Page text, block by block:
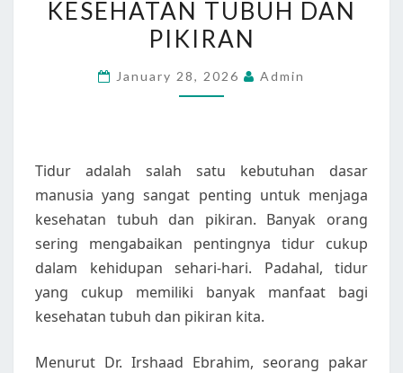
DALAM
MENJAGA
TUBUH
KESEHATAN TUBUH DAN
PIKIRAN
January 28, 2026 Admin
Tidur adalah salah satu kebutuhan dasar
manusia yang sangat penting untuk menjaga
kesehatan tubuh dan pikiran. Banyak orang
sering mengabaikan pentingnya tidur cukup
dalam kehidupan sehari-hari. Padahal, tidur
yang cukup memiliki banyak manfaat bagi
kesehatan tubuh dan pikiran kita.
Menurut Dr. Irshaad Ebrahim, seorang pakar